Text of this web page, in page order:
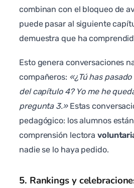
combinan con el bloqueo de
puede pasar al siguiente
demuestra que ha
Esto genera conversaciones
compañeros: «¿Tú has
del capítulo 4? Yo me he
pregunta 3.»Estas
pedagógico: los alumnos
comprensión lectora
nadie se lo haya pedido.
5. Rankings y